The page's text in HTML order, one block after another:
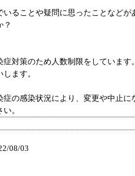
ることや疑問に思ったことなどが
？
対策のため人数制限をしています
ます。
の感染状況により、変更や中止に
。
08/03